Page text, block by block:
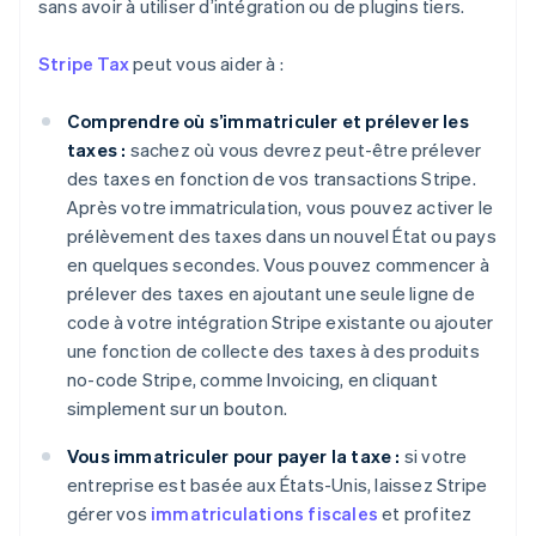
sans avoir à utiliser d’intégration ou de plugins tiers.
Stripe Taxpeut vous aider à :
Comprendre où s’immatriculer et prélever les
taxes : sachez où vous devrez peut-être prélever
des taxes en fonction de vos transactions Stripe.
Après votre immatriculation, vous pouvez activer le
prélèvement des taxes dans un nouvel État ou pays
en quelques secondes. Vous pouvez commencer à
prélever des taxes en ajoutant une seule ligne de
code à votre intégration Stripe existante ou ajouter
une fonction de collecte des taxes à des produits
no-code Stripe, comme Invoicing, en cliquant
simplement sur un bouton.
Vous immatriculer pour payer la taxe : si votre
entreprise est basée aux États-Unis, laissez Stripe
gérer vos immatriculations fiscales et profitez
Allemagne
DeutschEnglish
Australie
Autriche
DeutschEnglish
Belgique
Nederlands FrançaisDeutschEnglish